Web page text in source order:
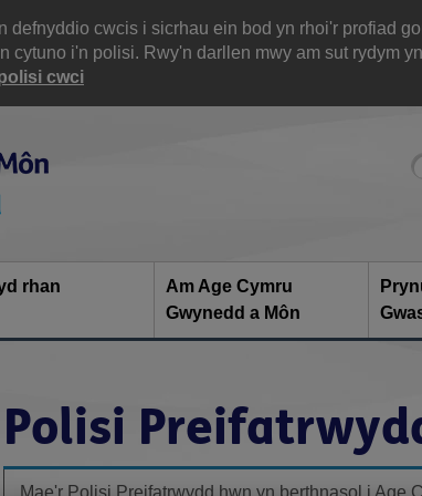
defnyddio cwcis i sicrhau ein bod yn rhoi'r profiad
cytuno i'n polisi. Rwy'n darllen mwy am sut rydym
cwci
rhan
Am Age Cymru
Gwynedd a Môn
Polisi
Mae'r Polisi Preifatrwydd hwn yn berthnasol i Age